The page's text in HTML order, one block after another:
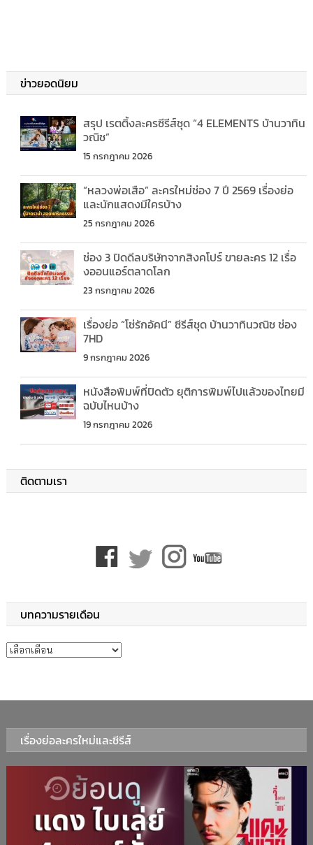
ข่าวยอดนิยม
สรุป เรตติ้งละครซีรีส์ชุด “4 ELEMENTS บ้านวาทิน
วณิช”
15 กรกฎาคม 2026
“หลวงพ่อเสือ” ละครใหม่ช่อง 7 ปี 2569 เรื่องย่อ
และนักแสดงมีใครบ้าง
25 กรกฎาคม 2026
ช่อง 3 ปิดดีลบริษัทจากสิงคโปร์ ขายละคร 12 เรื่อ
งออนแอร์ตลาดโลก
23 กรกฎาคม 2026
เรื่องย่อ “โซ่รักอัคนี” ซีรีส์ชุด บ้านวาทินวณิช ช่อง
7HD
9 กรกฎาคม 2026
หนังสือพิมพ์ที่ปิดตัว ยุติการพิมพ์ไปแล้วของไทยมี
ฉบับไหนบ้าง
19 กรกฎาคม 2026
ติดตามเรา
บทความรายเดือน
บทความรายเดือน
เรื่องย่อละครใหม่และซีรีส์